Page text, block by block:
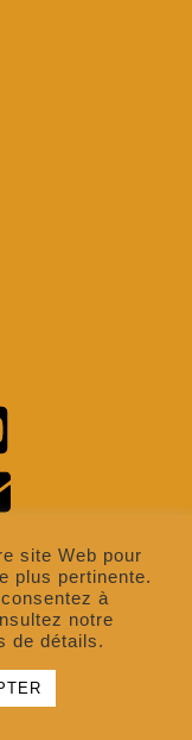
SRL -
hosted by
site Web pour
plus pertinente.
à
notre
de détails.